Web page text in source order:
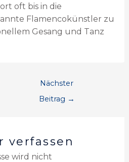
oft bis in die
Flamencokünstler zu
Gesang und Tanz
Nächster
Beitrag →
verfassen
wird nicht